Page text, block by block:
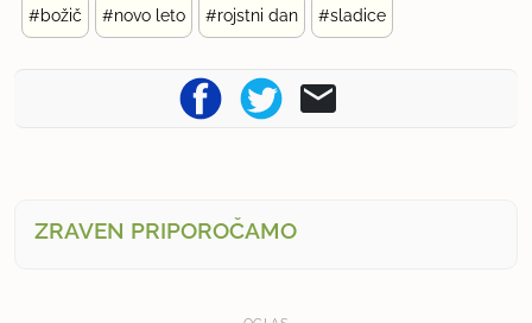
#božič #novo leto #rojstni dan #sladice
ZRAVEN PRIPOROČAMO